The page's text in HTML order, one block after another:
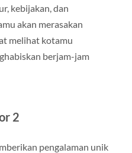
kebijakan, dan
akan merasakan
melihat kotamu
berjam-jam
2
pengalaman unik